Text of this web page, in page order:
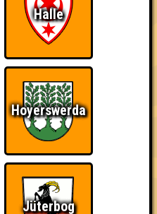
Freude
bei
Nerven aus Stahl
Halle
Hoyerswerda
Jüterbog